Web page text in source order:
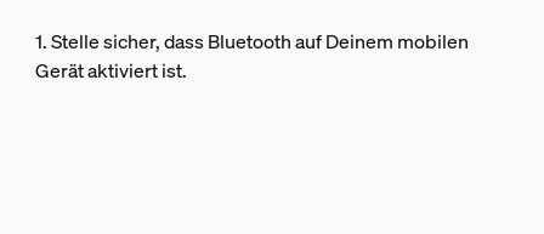
1. Stelle sicher, dass Bluetooth auf Deinem mobilen
Gerät aktiviert ist.